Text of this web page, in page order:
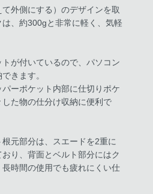
外側にする）のデザインを取
、約300gと非常に軽く、気軽
が付いているので、パソコン
きます。
ーポケット内部に仕切りポケ
た物の仕分け収納に便利で
元部分は、スエードを2重に
り、背面とベルト部分にはク
時間の使用でも疲れにくい仕